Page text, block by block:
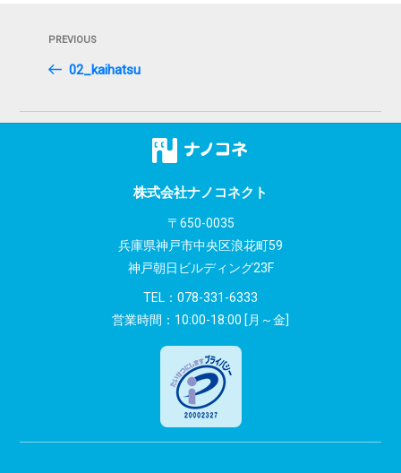
ビ
Previous
Post
PREVIOUS
02_kaihatsu
株式会社ナノコネクト
〒650-0035
兵庫県神戸市中央区浪花町59
神戸朝日ビルディング23F
TEL： 078-331-6333
営業時間：10:00-18:00 [月～金]